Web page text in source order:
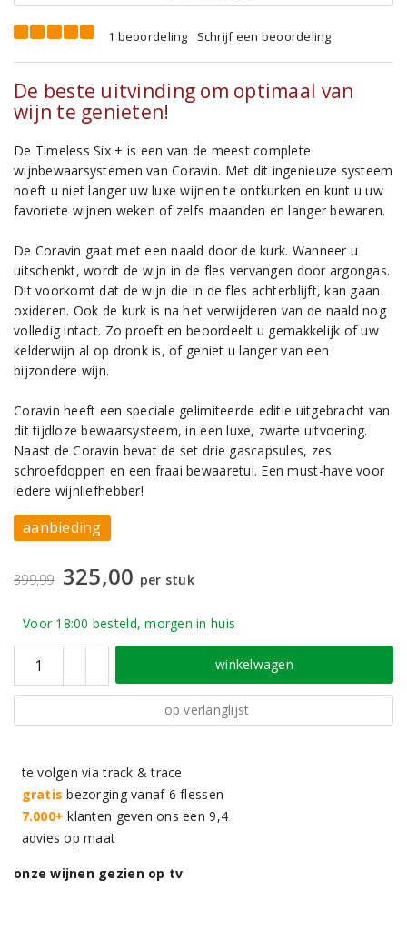
1 beoordeling Schrijf een beoordeling
De beste uitvinding om optimaal van
wijn te genieten!
De Timeless Six + is een van de meest complete
wijnbewaarsystemen van Coravin. Met dit ingenieuze systeem
hoeft u niet langer uw luxe wijnen te ontkurken en kunt u uw
favoriete wijnen weken of zelfs maanden en langer bewaren.
De Coravin gaat met een naald door de kurk. Wanneer u
uitschenkt, wordt de wijn in de fles vervangen door argongas.
Dit voorkomt dat de wijn die in de fles achterblijft, kan gaan
oxideren. Ook de kurk is na het verwijderen van de naald nog
volledig intact. Zo proeft en beoordeelt u gemakkelijk of uw
kelderwijn al op dronk is, of geniet u langer van een
bijzondere wijn.
Coravin heeft een speciale gelimiteerde editie uitgebracht van
dit tijdloze bewaarsysteem, in een luxe, zwarte uitvoering.
Naast de Coravin bevat de set drie gascapsules, zes
schroefdoppen en een fraai bewaaretui. Een must-have voor
iedere wijnliefhebber!
aanbieding
399,99 325,00 per stuk
Voor 18:00 besteld, morgen in huis
winkelwagen
op verlanglijst
te volgen via track & trace
gratis bezorging vanaf 6 flessen
7.000+ klanten geven ons een 9,4
advies op maat
onze wijnen gezien op tv